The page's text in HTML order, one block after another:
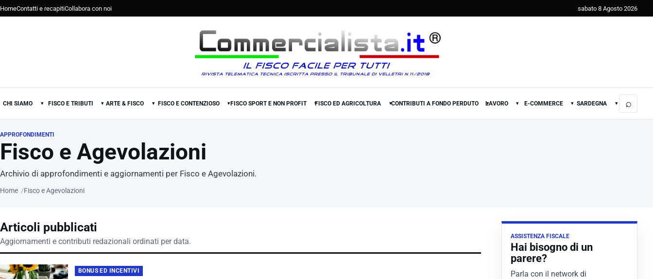
HomeContatti e recapitiCollabora con noi sabato 8 Agosto 2026
CHI SIAMO ▾ FISCO E TRIBUTI ▾ ARTE & FISCO ▾ FISCO E CONTENZIOSO ▾FISCO SPORT E NON PROFIT ▾
FISCO ED AGRICOLTURA ▾CONTRIBUTI A FONDO PERDUTO ▾
LAVORO ▾ E-COMMERCE ▾ SARDEGNA ▾ ⌕
APPROFONDIMENTI
Fisco e Agevolazioni
Archivio di approfondimenti e aggiornamenti per Fisco e Agevolazioni.
Home Fisco e Agevolazioni
Articoli pubblicati
Aggiornamenti e contributi redazionali ordinati per data.
BONUS ED INCENTIVI
ASSISTENZA FISCALE
Hai bisogno di un
parere?
Parla con il network di